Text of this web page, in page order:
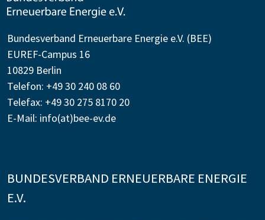
Bundesverband Erneuerbare Energie e.V. (BEE)
EUREF-Campus 16
10829 Berlin
Telefon: +49 30 240 08 60
Telefax: +49 30 275 8170 20
E-Mail: info(at)bee-ev.de
BUNDESVERBAND ERNEUERBARE ENERGIE
E.V.